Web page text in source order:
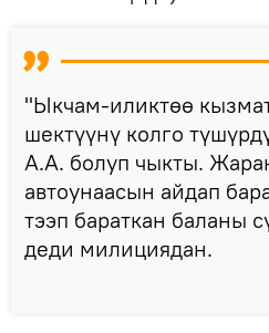
"Ыкчам-иликтөө
шектүүнү колго
А.А. болуп чыкты.
автоунаасын айдап
тээп бараткан баланы
деди милициядан.